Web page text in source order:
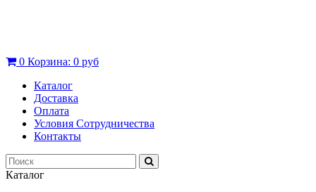
0 Корзина: 0 руб
Каталог
Доставка
Оплата
Условия Сотрудничества
Контакты
Каталог